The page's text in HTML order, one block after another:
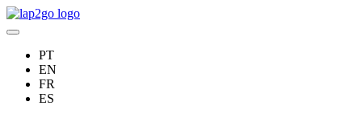
PT
EN
FR
ES